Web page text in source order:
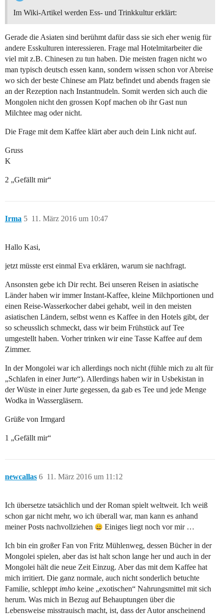
Im Wiki-Artikel werden Ess- und Trinkkultur erklärt:
Gerade die Asiaten sind berühmt dafür dass sie sich eher wenig für
andere Esskulturen interessieren. Frage mal Hotelmitarbeiter die
viel mit z.B. Chinesen zu tun haben. Die meisten fragen nicht wo
man typisch deutsch essen kann, sondern wissen schon vor Abreise
wo sich der beste Chinese am Platz befindet und abends fragen sie
an der Rezeption nach Instantnudeln. Somit werden sich auch die
Mongolen nicht den grossen Kopf machen ob ihr Gast nun
Milchtee mag oder nicht.
Die Frage mit dem Kaffee klärt aber auch dein Link nicht auf.
Gruss
K
2 „Gefällt mir“
Irma 11. März 2016 um 10:47
5
Hallo Kasi,
jetzt müsste erst einmal Eva erklären, warum sie nachfragt.
Ansonsten gebe ich Dir recht. Bei unseren Reisen in asiatische
Länder haben wir immer Instant-Kaffee, kleine Milchportionen und
einen Reise-Wasserkocher dabei gehabt, weil in den meisten
asiatischen Ländern, selbst wenn es Kaffee in den Hotels gibt, der
so scheusslich schmeckt, dass wir beim Frühstück auf Tee
umgestellt haben. Vorher trinken wir eine Tasse Kaffee auf dem
Zimmer.
In der Mongolei war ich allerdings noch nicht (fühle mich zu alt für
„Schlafen in einer Jurte“). Allerdings haben wir in Usbekistan in
der Wüste in einer Jurte gegessen, da gab es Tee und jede Menge
Wodka in Wassergläsern.
Grüße von Irmgard
1 „Gefällt mir“
newcallas 11. März 2016 um 11:12
6
Ich übersetze tatsächlich und der Roman spielt weltweit. Ich weiß
schon gar nicht mehr, wo ich überall war, man kann es anhand
meiner Posts nachvollziehen
Einiges liegt noch vor mir …
Ich bin ein großer Fan von Fritz Mühlenweg, dessen Bücher in der
Mongolei spielen, aber das ist halt schon lange her und auch in der
Mongolei hält die neue Zeit Einzug. Aber das mit dem Kaffee hat
mich irritiert. Die ganz normale, auch nicht sonderlich betuchte
Familie, schleppt imho keine „exotischen“ Nahrungsmittel mit sich
herum. Was mich in Bezug auf Behauptungen über die
Lebensweise misstrauisch macht, ist, dass der Autor anscheinend